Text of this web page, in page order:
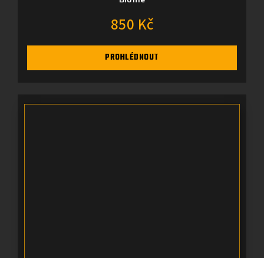
850 Kč
PROHLÉDNOUT